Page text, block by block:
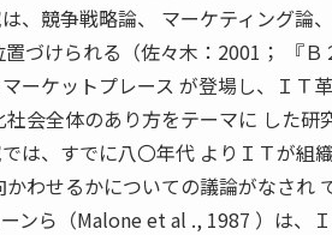
、競争戦略論、 マーケティング論
づけられる（佐々木：2001； 『Ｂ
ーケットプレース が登場し、ＩＴ
社会全体のあり方をテーマに した研
は、すでに八〇年代 よりＩＴが組
わせるかについての議論がなされ
ンら（Malone et al ., 1987 ）は、